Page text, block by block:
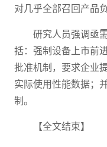
对几乎全部召回产品
研究人员强调亟
括：强制设备上市前
批准机制，要求企业
实际使用性能数据；
制。
【全文结束】